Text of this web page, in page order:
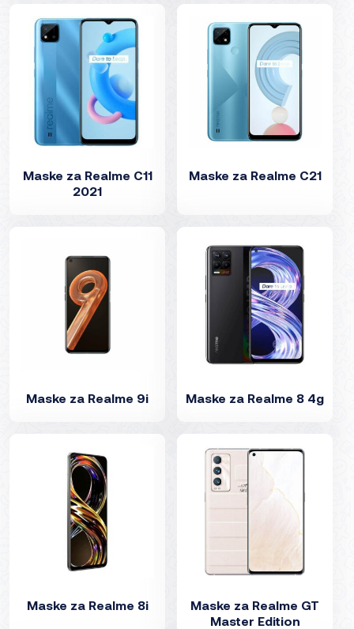
Maske za Realme C11
2021
Maske za Realme C21
Maske za Realme 9i Maske za Realme 8 4g
Maske za Realme 8i
Maske za Realme GT
Master Edition